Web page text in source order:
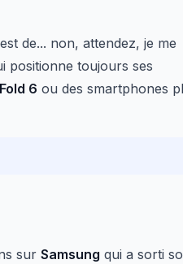
de... non, attendez, je me
positionne toujours ses
6 ou des smartphones
sur Samsung qui a sorti